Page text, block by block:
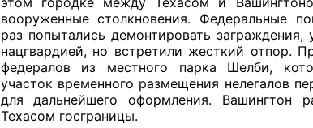
вооруженные столкновения. Федеральные
раз попытались демонтировать заграждения,
нацгвардией, но встретили жесткий отпор.
федералов из местного парка Шелби,
участок временного размещения нелегалов
для дальнейшего оформления. Вашингтон
Техасом госграницы.